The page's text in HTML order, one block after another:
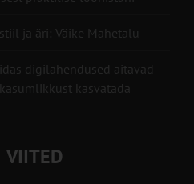
ja äri: Väike Mahetalu
digilahendused aitavad
kasvatada
VIITED